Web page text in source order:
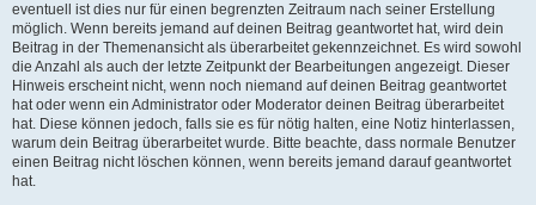
eventuell ist dies nur für einen begrenzten Zeitraum nach seiner Erstellung
möglich. Wenn bereits jemand auf deinen Beitrag geantwortet hat, wird dein
Beitrag in der Themenansicht als überarbeitet gekennzeichnet. Es wird sowohl
die Anzahl als auch der letzte Zeitpunkt der Bearbeitungen angezeigt. Dieser
Hinweis erscheint nicht, wenn noch niemand auf deinen Beitrag geantwortet
hat oder wenn ein Administrator oder Moderator deinen Beitrag überarbeitet
hat. Diese können jedoch, falls sie es für nötig halten, eine Notiz hinterlassen,
warum dein Beitrag überarbeitet wurde. Bitte beachte, dass normale Benutzer
einen Beitrag nicht löschen können, wenn bereits jemand darauf geantwortet
hat.